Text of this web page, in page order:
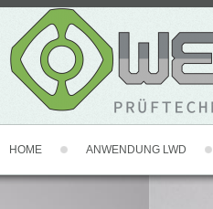
HOME ANWENDUNG LWD